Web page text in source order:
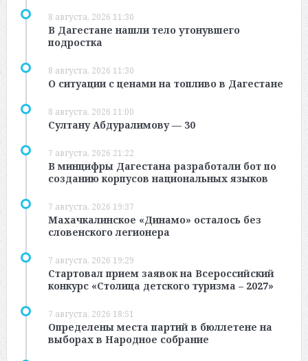
8 августа, 2026 11:30
В Дагестане нашли тело утонувшего
подростка
8 августа, 2026 11:30
О ситуации с ценами на топливо в Дагестане
8 августа, 2026 11:00
Султану Абдуралимову — 30
7 августа, 2026 21:22
В минцифры Дагестана разработали бот по
созданию корпусов национальных языков
7 августа, 2026 19:37
Махачкалинское «Динамо» осталось без
словенского легионера
7 августа, 2026 19:29
Стартовал прием заявок на Всероссийский
конкурс «Столица детского туризма – 2027»
7 августа, 2026 18:51
Определены места партий в бюллетене на
выборах в Народное собрание